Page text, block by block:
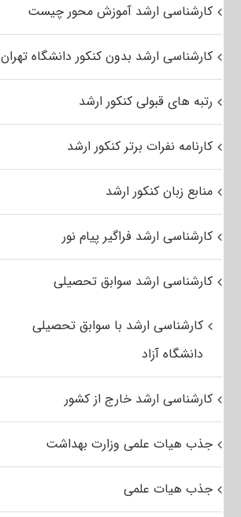
کارشناسی ارشد آموزش محور چیست
کارشناسی ارشد بدون کنکور دانشگاه تهران
رتبه های قبولی کنکور ارشد
کارنامه نفرات برتر کنکور ارشد
منابع زبان کنکور ارشد
کارشناسی ارشد فراگیر پیام نور
کارشناسی ارشد سوابق تحصیلی
کارشناسی ارشد با سوابق تحصیلی
دانشگاه آزاد
کارشناسی ارشد خارج از کشور
جذب هیات علمی وزارت بهداشت
جذب هیات علمی